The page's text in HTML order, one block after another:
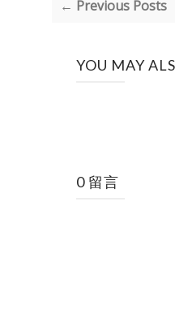
← Previous Posts
YOU MAY
0 留言